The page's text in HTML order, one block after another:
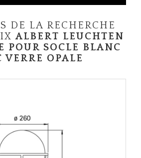
o
g
l
e
n
t
i
DE LA RECHERCHE
ALBERT LEUCHTEN
POUR SOCLE BLANC
VERRE OPALE